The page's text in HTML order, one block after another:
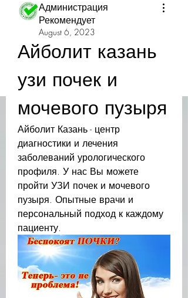
Администрация
Рекомендует
August 6, 2023
Айболит казань
узи почек и
мочевого пузыря
Айболит Казань - центр
диагностики и лечения
заболеваний урологического
профиля. У нас Вы можете
пройти УЗИ почек и мочевого
пузыря. Опытные врачи и
персональный подход к каждому
пациенту.